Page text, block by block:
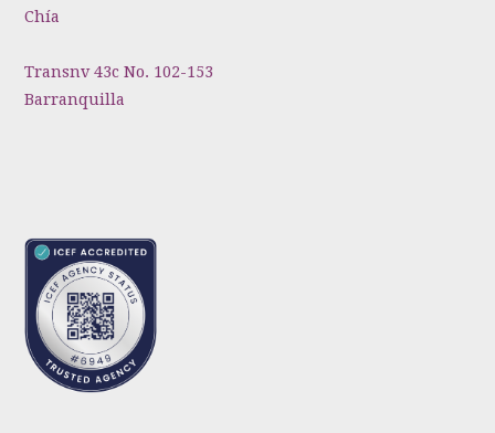
Chía
Transnv 43c No. 102-153
Barranquilla